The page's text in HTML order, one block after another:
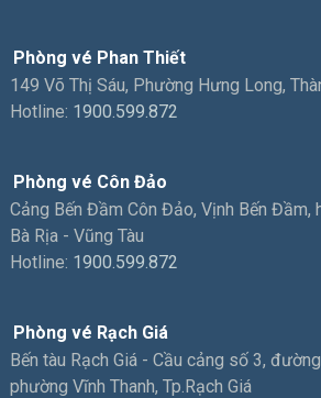
Phòng vé Phan Thiết
149 Võ Thị Sáu, Phường Hưng Long,
Hotline: 1900.599.872
Phòng vé Côn Đảo
Cảng Bến Đầm Côn Đảo, Vịnh Bến Đầm,
Bà Rịa - Vũng Tàu
Hotline: 1900.599.872
Phòng vé Rạch Giá
Bến tàu Rạch Giá - Cầu cảng số 3,
phường Vĩnh Thanh, Tp.Rạch Giá